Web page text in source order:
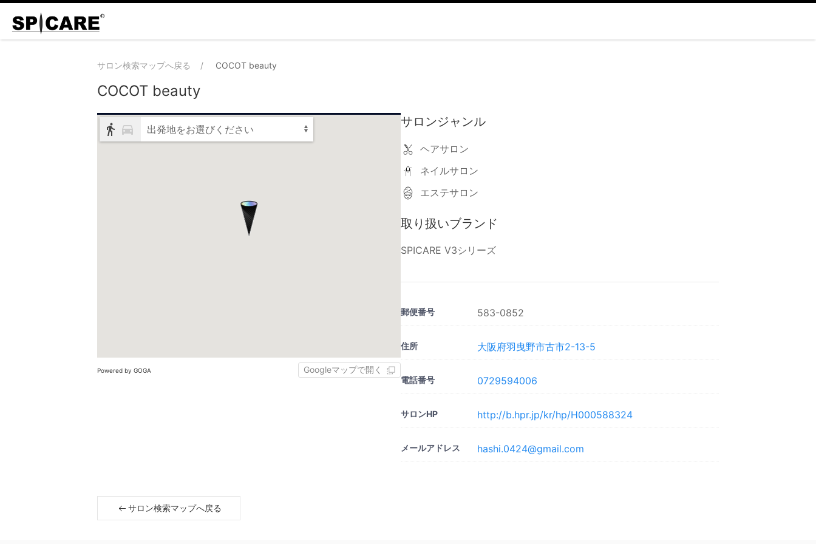
サロン検索マップへ戻る COCOT beauty
COCOT beauty
出発地をお選びください
Powered by GOGA Googleマップで開く
サロンジャンル
ヘアサロン
ネイルサロン
エステサロン
取り扱いブランド
SPICARE V3シリーズ
郵便番号 583-0852
住所 大阪府羽曳野市古市2-13-5
電話番号 0729594006
サロンHP http://b.hpr.jp/kr/hp/H000588324
メールアドレス hashi.0424@gmail.com
サロン検索マップへ戻る